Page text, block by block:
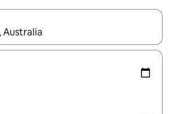
beschikbaar zijn, maak je een keuze